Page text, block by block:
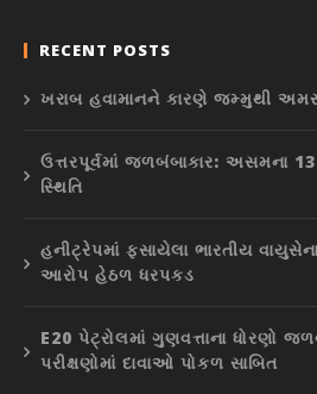
RECENT POSTS
ખરાબ હવામાનને કારણે જમ્મુથી
ઉત્તરપૂર્વમાં જળબંબાકાર: અસમના
સ્થિતિ
હનીટ્રેપમાં ફસાયેલા ભારતીય
આરોપ હેઠળ ધરપકડ
E20 પેટ્રોલમાં ગુણવત્તાના ધોરણો
પરીક્ષણોમાં દાવાઓ પોકળ સાબિત